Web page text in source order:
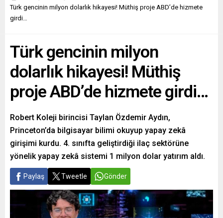
Türk gencinin milyon dolarlık hikayesi! Müthiş proje ABD’de hizmete
girdi…
Türk gencinin milyon
dolarlık hikayesi! Müthiş
proje ABD’de hizmete girdi…
Robert Koleji birincisi Taylan Özdemir Aydın,
Princeton’da bilgisayar bilimi okuyup yapay zekâ
girişimi kurdu. 4. sınıfta geliştirdiği ilaç sektörüne
yönelik yapay zekâ sistemi 1 milyon dolar yatırım aldı.
Paylaş Tweetle Gönder